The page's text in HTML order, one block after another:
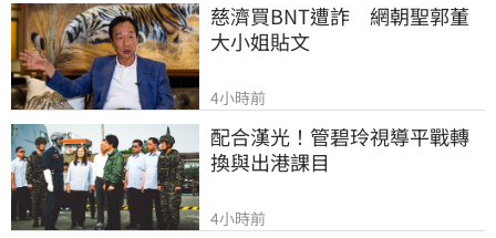
慈濟買BNT遭詐　網朝聖郭董
大小姐貼文
4小時前
配合漢光！管碧玲視導平戰轉
換與出港課目
4小時前